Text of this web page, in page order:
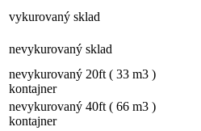
vykurovaný sklad
nevykurovaný sklad
nevykurovaný 20ft ( 33 m3 )
kontajner
nevykurovaný 40ft ( 66 m3 )
kontajner